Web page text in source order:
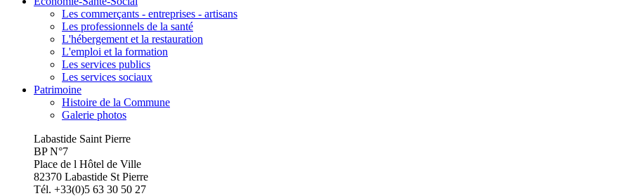
Les commerçants - entreprises - artisans
Les professionnels de la santé
L'hébergement et la restauration
L'emploi et la formation
Les services publics
Les services sociaux
Patrimoine
Histoire de la Commune
Galerie photos
Labastide Saint Pierre
BP N°7
Place de l Hôtel de Ville
82370 Labastide St Pierre
Tél. +33(0)5 63 30 50 27